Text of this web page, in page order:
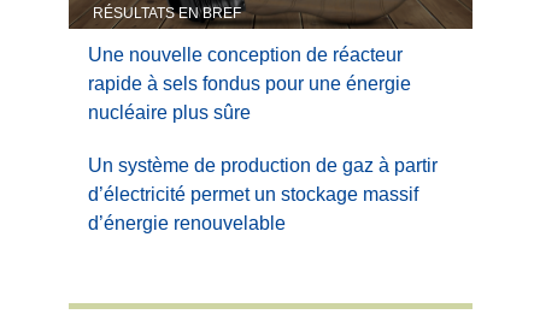
RÉSULTATS EN BREF
Une nouvelle conception de réacteur
rapide à sels fondus pour une énergie
nucléaire plus sûre
Un système de production de gaz à partir
d’électricité permet un stockage massif
d’énergie renouvelable